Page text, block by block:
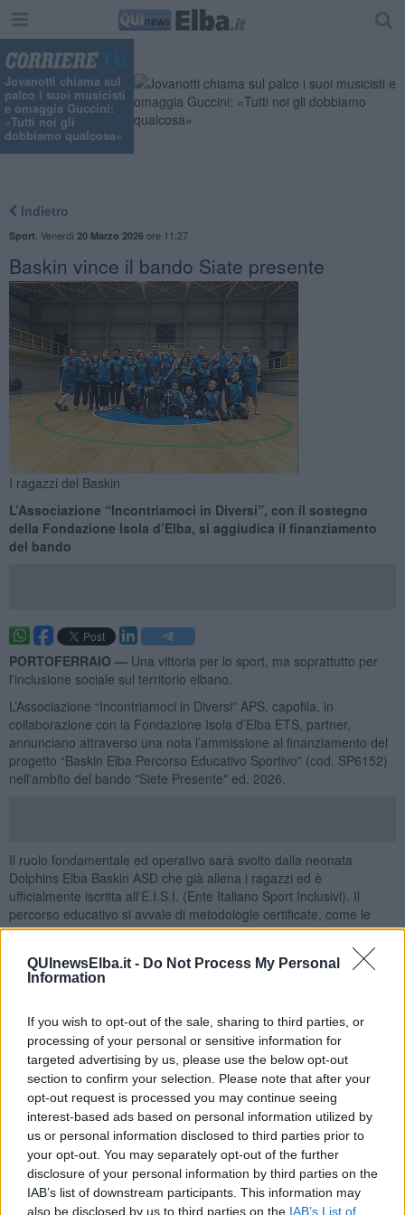
QUInewsElba.it - Do Not Process My Personal
Information
If you wish to opt-out of the sale, sharing to third parties, or
processing of your personal or sensitive information for
targeted advertising by us, please use the below opt-out
section to confirm your selection. Please note that after your
opt-out request is processed you may continue seeing
interest-based ads based on personal information utilized by
us or personal information disclosed to third parties prior to
your opt-out. You may separately opt-out of the further
disclosure of your personal information by third parties on the
IAB’s list of downstream participants. This information may
also be disclosed by us to third parties on the IAB’s List of
Jovanotti chiama sul
palco i suoi musicisti
e omaggia Guccini:
«Tutti noi gli
dobbiamo qualcosa»
Indietro
Sport Venerdì 20 Marzo 2026ore 11:27
Baskin vince il bando Siate presente
I ragazzi del Baskin
L’Associazione “Incontriamoci in Diversi”, con il sostegno
della Fondazione Isola d’Elba, si aggiudica il finanziamento
del bando
PORTOFERRAIO — Una vittoria per lo sport, ma soprattutto per
l'inclusione sociale sul territorio elbano.
L’Associazione “Incontriamoci in Diversi” APS, capofila, in
collaborazione con la Fondazione Isola d’Elba ETS, partner,
annunciano attraverso una nota l’ammissione al finanziamento del
progetto “Baskin Elba Percorso Educativo Sportivo” (cod. SP6152)
nell'ambito del bando "Siete Presente" ed. 2026.
Il ruolo fondamentale ed operativo sarà svolto dalla neonata
Dolphins Elba Baskin ASD che già allena i ragazzi ed è
ufficialmente iscritta all'E.I.S.I. (Ente Italiano Sport Inclusivi). Il
percorso educativo si avvale di metodologie certificate, come le
tecniche A.B.A. (Applied Behavior Analysis), applicate da educatori
nell’ambito del bando “Siete Presente. Giovani e associazionismo”,
realizzato da Cesvot e finanziato da Regione Toscana – Giovanisì
contributo della Fondazione Livorno, è stato valutato positivamente
dalla commissione esaminatrice,ottenendo un contributo di
cinquemila euro.
Il Baskin (acronimo di "Basket Inclusivo") non è una semplice
attività adattata, ma una disciplina agonistica vera e propria in cui
atleti con e senza disabilità giocano nella stessa squadra.
Grazie a un regolamento innovativo, ogni giocatore ha un ruolo
fondamentale per il successo del gruppo. Il progetto accoglie
giovani con disabilità (spettro autistico, intellettivo-relazionale o
motoria) e ragazzi neurotipici.